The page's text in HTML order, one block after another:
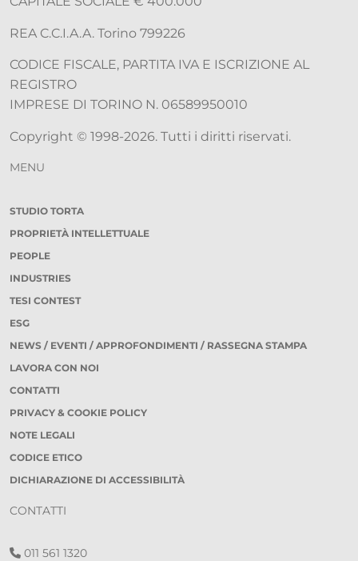
REA C.C.I.A.A. Torino 799226
CODICE FISCALE, PARTITA IVA E ISCRIZIONE AL
REGISTRO
IMPRESE DI TORINO N. 06589950010
Copyright © 1998-2026. Tutti i diritti riservati.
MENU
STUDIO TORTA
PROPRIETÀ INTELLETTUALE
PEOPLE
INDUSTRIES
TESI CONTEST
ESG
NEWS / EVENTI / APPROFONDIMENTI / RASSEGNA STAMPA
LAVORA CON NOI
CONTATTI
PRIVACY & COOKIE POLICY
NOTE LEGALI
CODICE ETICO
DICHIARAZIONE DI ACCESSIBILITÀ
CONTATTI
011 561 1320